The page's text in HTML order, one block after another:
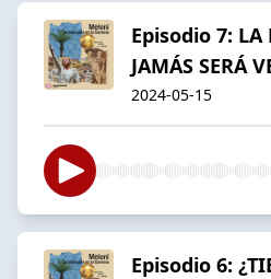
Episodio 7:
JAMÁS SERÁ
2024-05-15
Episodio 6: